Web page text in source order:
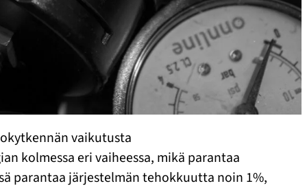
vaikutusta
kolmessa eri vaiheessa, mikä parantaa
parantaa järjestelmän tehokkuutta noin 1%,